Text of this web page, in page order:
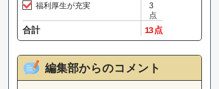
福利厚生が充実
3
点
合計 13 点
編集部からのコメント